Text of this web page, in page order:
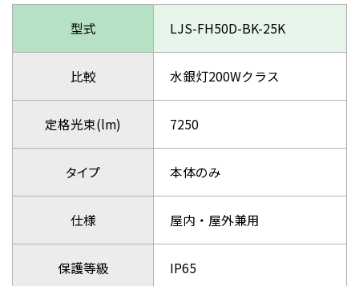
型式 LJS-FH50D-BK-25K
比較 水銀灯200Wクラス
定格光束(lm) 7250
タイプ 本体のみ
仕様 屋内・屋外兼用
保護等級 IP65